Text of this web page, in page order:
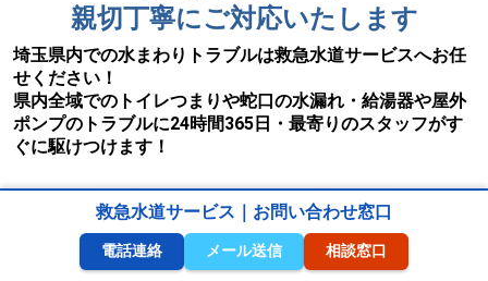
親切丁寧にご対応いたします
埼玉県内での水まわりトラブルは救急水道サービスへお任
せください！
県内全域でのトイレつまりや蛇口の水漏れ・給湯器や屋外
ポンプのトラブルに24時間365日・最寄りのスタッフがす
ぐに駆けつけます！
救急水道サービス｜お問い合わせ窓口
電話連絡 メール送信 相談窓口